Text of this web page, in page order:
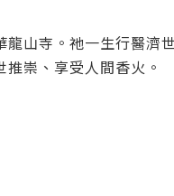
龍山寺。祂一生行醫濟
崇、享受人間香火。